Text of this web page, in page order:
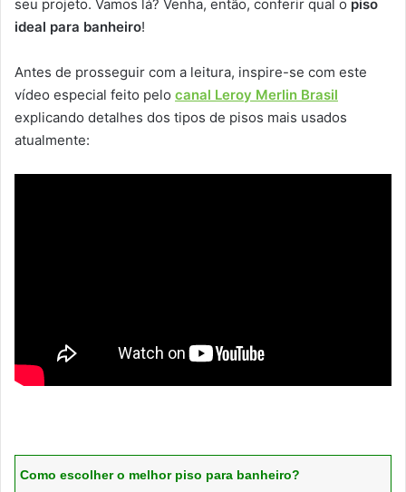
seu projeto. Vamos lá? Venha, então, conferir qual o piso
ideal para banheiro!
Antes de prosseguir com a leitura, inspire-se com este
vídeo especial feito pelo canal Leroy Merlin Brasil
explicando detalhes dos tipos de pisos mais usados
atualmente:
Como escolher o melhor piso para banheiro?